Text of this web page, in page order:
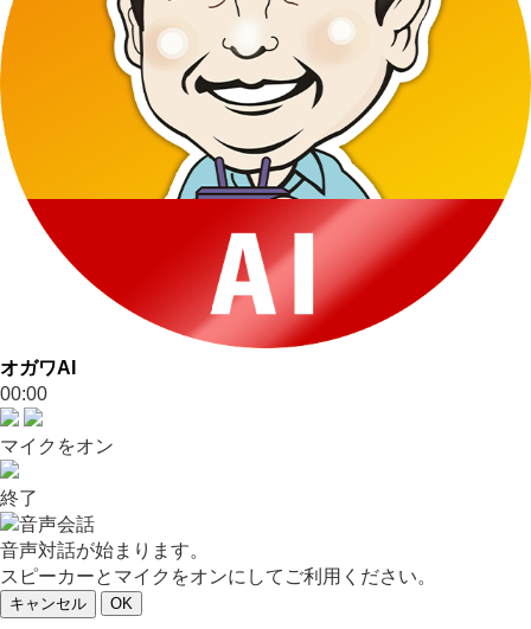
オガワAI
00:00
マイクをオン
終了
音声対話が始まります。
スピーカーとマイクをオンにしてご利用ください。
キャンセル OK